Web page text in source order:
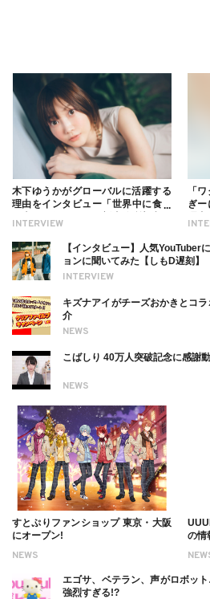
INTERVIEW
木下ゆうかがグローバルに活躍する
理由をインタビュー「世界中に食べ
ついても
「
ぎ
INTERVIEW
【インタビュー】人気YouTuber
ョンに聞いてみた【しもD遅刻】
NEWS
キズナアイがチーズおかきとコ
介
NEWS
こばしり 40万人突破記念に感謝
NEWS
すとぷりファンショップ 東京・大阪
にオープン!
の情
エゴサ、ベテラン、声がロボッ
強烈すぎる!?